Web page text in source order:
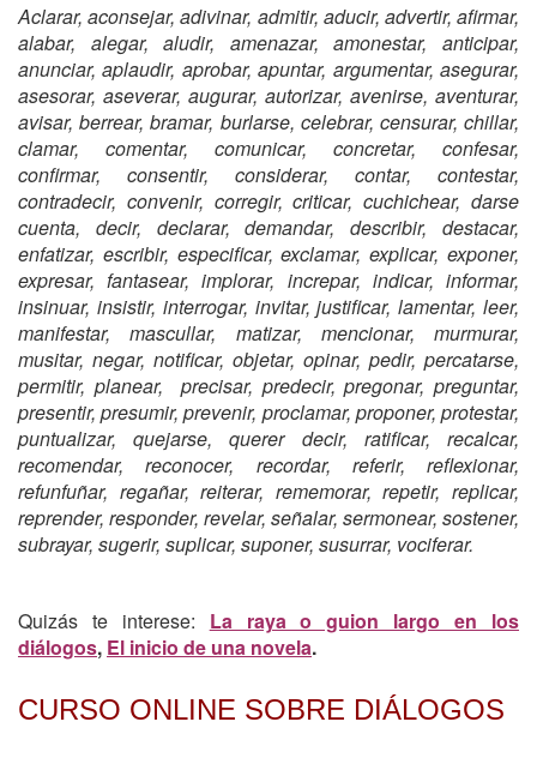
Aclarar, aconsejar, adivinar, admitir, aducir, advertir, afirmar,
alabar, alegar, aludir, amenazar, amonestar, anticipar,
anunciar, aplaudir, aprobar, apuntar, argumentar, asegurar,
asesorar, aseverar, augurar, autorizar, avenirse, aventurar,
avisar, berrear, bramar, burlarse, celebrar, censurar, chillar,
clamar, comentar, comunicar, concretar, confesar,
confirmar, consentir, considerar, contar, contestar,
contradecir, convenir, corregir, criticar, cuchichear, darse
cuenta, decir, declarar, demandar, describir, destacar,
enfatizar, escribir, especificar, exclamar, explicar, exponer,
expresar, fantasear, implorar, increpar, indicar, informar,
insinuar, insistir, interrogar, invitar, justificar, lamentar, leer,
manifestar, mascullar, matizar, mencionar, murmurar,
musitar, negar, notificar, objetar, opinar, pedir, percatarse,
permitir, planear, precisar, predecir, pregonar, preguntar,
presentir, presumir, prevenir, proclamar, proponer, protestar,
puntualizar, quejarse, querer decir, ratificar, recalcar,
recomendar, reconocer, recordar, referir, reflexionar,
refunfuñar, regañar, reiterar, rememorar, repetir, replicar,
reprender, responder, revelar, señalar, sermonear, sostener,
subrayar, sugerir, suplicar, suponer, susurrar, vociferar.
Quizás te interese: La raya o guion largo en los
diálogos, El inicio de una novela.
CURSO ONLINE SOBRE DIÁLOGOS